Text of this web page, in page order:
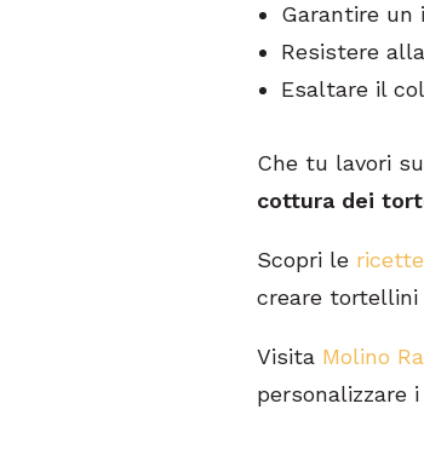
Garantire un
Resistere
Esaltare il
Che tu lavori
cottura dei
Scopri le
creare tortellini
Visita Molino
personalizzare